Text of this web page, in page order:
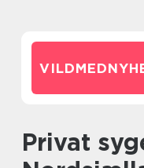
Privat sygepleje i